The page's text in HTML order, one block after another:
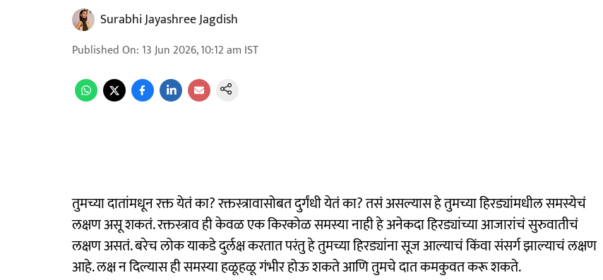
Surabhi Jayashree Jagdish
Published On: 13 Jun 2026, 10:12 am IST
तुमच्या दातांमधून रक्त येतं का? रक्तस्त्रावासोबत दुर्गंधी येतं का? तसं असल्यास हे तुमच्या हिरड्यांमधील समस्येचं
लक्षण असू शकतं. रक्तस्त्राव ही केवळ एक किरकोळ समस्या नाही हे अनेकदा हिरड्यांच्या आजारांचं सुरुवातीचं
लक्षण असतं. बरेच लोक याकडे दुर्लक्ष करतात परंतु हे तुमच्या हिरड्यांना सूज आल्याचं किंवा संसर्ग झाल्याचं लक्षण
आहे. लक्ष न दिल्यास ही समस्या हळूहळू गंभीर होऊ शकते आणि तुमचे दात कमकुवत करू शकते.